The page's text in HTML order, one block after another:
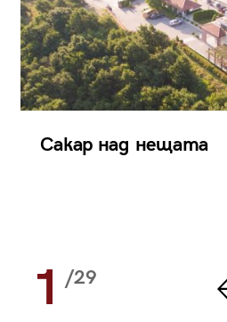
Сакар над нещата
1 /29